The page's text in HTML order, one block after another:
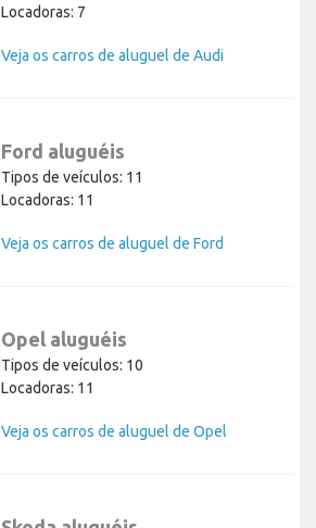
Locadoras: 7
Veja os carros de aluguel de Audi
Ford aluguéis
Tipos de veículos: 11
Locadoras: 11
Veja os carros de aluguel de Ford
Opel aluguéis
Tipos de veículos: 10
Locadoras: 11
Veja os carros de aluguel de Opel